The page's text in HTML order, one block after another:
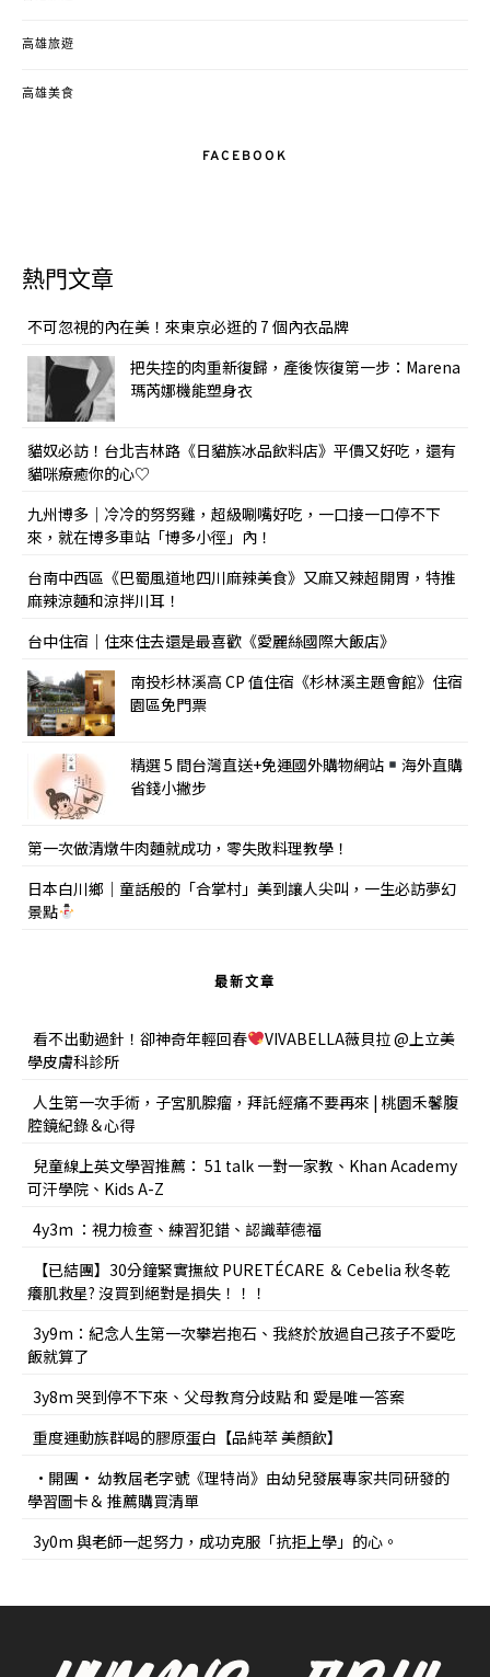
高雄旅遊
高雄美食
FACEBOOK
熱門文章
不可忽視的內在美！來東京必逛的 7 個內衣品牌
把失控的肉重新復歸，產後恢復第一步：Marena
瑪芮娜機能塑身衣
貓奴必訪！台北吉林路《日貓族冰品飲料店》平價又好吃，還有
貓咪療癒你的心♡
九州博多｜冷冷的努努雞，超級唰嘴好吃，一口接一口停不下
來，就在博多車站「博多小徑」內！
台南中西區《巴蜀風道地四川麻辣美食》又麻又辣超開胃，特推
麻辣涼麵和涼拌川耳！
台中住宿｜住來住去還是最喜歡《愛麗絲國際大飯店》
南投杉林溪高 CP 值住宿《杉林溪主題會館》住宿
園區免門票
精選 5 間台灣直送+免運國外購物網站
海外直購
省錢小撇步
第一次做清燉牛肉麵就成功，零失敗料理教學！
日本白川鄉｜童話般的「合掌村」美到讓人尖叫，一生必訪夢幻
景點
最新文章
看不出動過針！卻神奇年輕回春
VIVABELLA薇貝拉 @上立美
學皮膚科診所
人生第一次手術，子宮肌腺瘤，拜託經痛不要再來 | 桃園禾馨腹
腔鏡紀錄＆心得
兒童線上英文學習推薦： 51 talk 一對一家教、Khan Academy
可汗學院、Kids A-Z
4y3m ：視力檢查、練習犯錯、認識華德福
【已結團】30分鐘緊實撫紋 PURETÉCARE ＆ Cebelia 秋冬乾
癢肌救星? 沒買到絕對是損失！！！
3y9m：紀念人生第一次攀岩抱石、我終於放過自己孩子不愛吃
飯就算了
3y8m 哭到停不下來、父母教育分歧點 和 愛是唯一答案
重度運動族群喝的膠原蛋白【品純萃 美顏飲】
•開團• 幼教屆老字號《理特尚》由幼兒發展專家共同研發的
學習圖卡＆ 推薦購買清單
3y0m 與老師一起努力，成功克服「抗拒上學」的心。